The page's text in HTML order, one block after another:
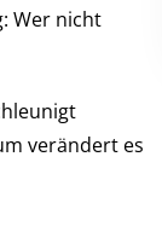
Wer nicht
verändert es